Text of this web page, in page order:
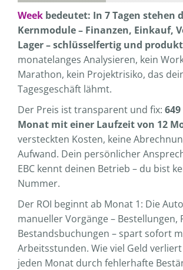
Week bedeutet: In 7 Tagen stehen
Kernmodule – Finanzen, Einkauf,
Lager – schlüsselfertig und
monatelanges Analysieren, kein
Marathon, kein Projektrisiko, das
Tagesgeschäft lähmt.
Der Preis ist transparent und fix:
Monat mit einer Laufzeit von 12
versteckten Kosten, keine
Aufwand. Dein persönlicher
EBC kennt deinen Betrieb – du bist
Nummer.
Der ROI beginnt ab Monat 1: Die
manueller Vorgänge – Bestellungen,
Bestandsbuchungen – spart sofort
Arbeitsstunden. Wie viel Geld
jeden Monat durch fehlerhafte